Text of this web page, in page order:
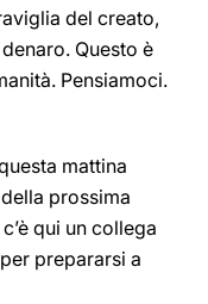
del creato,
Questo è
Pensiamoci.
mattina
prossima
qui un collega
prepararsi a